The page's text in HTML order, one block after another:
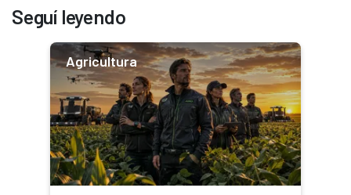
Seguí leyendo
Agricultura